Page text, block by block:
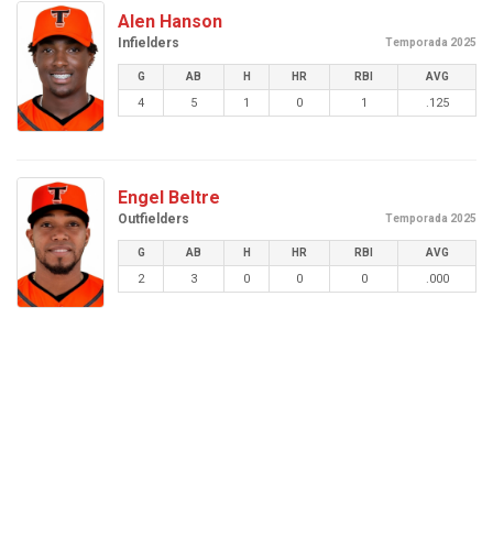
Alen Hanson
Infielders Temporada 2025
G AB H HR RBI AVG
4 5 1 0 1 .125
Engel Beltre
Outfielders Temporada 2025
G AB H HR RBI AVG
2 3 0 0 0 .000